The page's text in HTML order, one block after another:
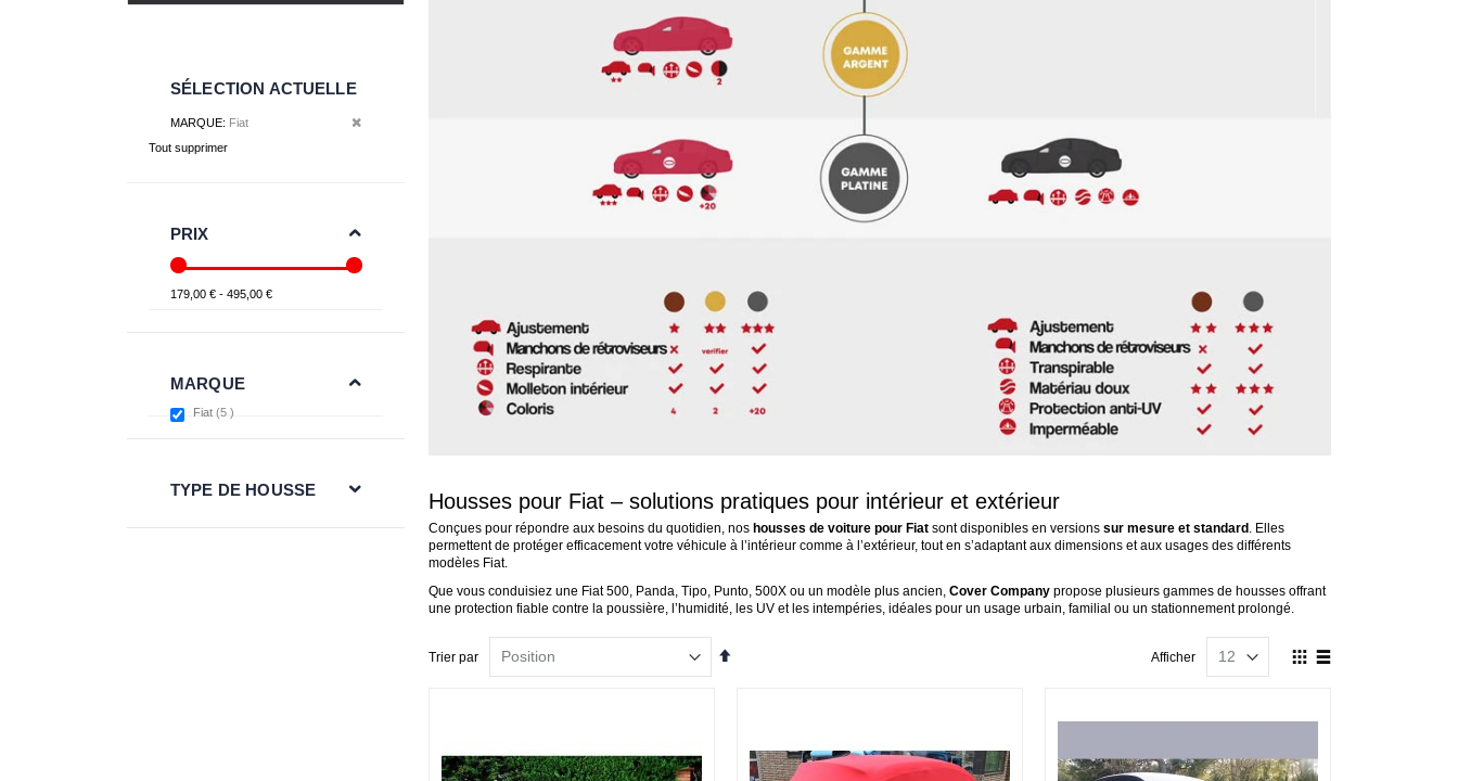
Housses pour Fiat – solutions pratiques pour intérieur et extérieur
Conçues pour répondre aux besoins du quotidien, nos housses de voiture pour Fiatsont disponibles en versions sur mesure et standard. Elles
permettent de protéger efficacement votre véhicule à l’intérieur comme à l’extérieur, tout en s’adaptant aux dimensions et aux usages des différents
modèles Fiat.
Que vous conduisiez une Fiat 500, Panda, Tipo, Punto, 500X ou un modèle plus ancien, Cover Companypropose plusieurs gammes de housses offrant
une protection fiable contre la poussière, l’humidité, les UV et les intempéries, idéales pour un usage urbain, familial ou un stationnement prolongé.
Trier par
Afficher
en
Afficher
SÉLECTION ACTUELLE
MARQUE Fiat Retirer cet élément
Tout supprimer
PRIX
179,00 € - 495,00 €
MARQUE
Fiat 5 items
TYPE DE HOUSSE